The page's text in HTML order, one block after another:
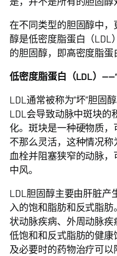
在不同类型的胆固醇中，
醇是低密度脂蛋白（LDL
的胆固醇，即高密度脂蛋
低密度脂蛋白（LDL）
LDL通常被称为“坏”胆固
LDL会导致动脉中斑块的
化。斑块是一种硬物质
不那么灵活，这种情况
血栓并阻塞狭窄的动脉
中风。
LDL胆固醇主要由肝脏产
入的饱和脂肪和反式脂
状动脉疾病、外周动脉
低饱和和反式脂肪的健
及必要时的药物治疗可以